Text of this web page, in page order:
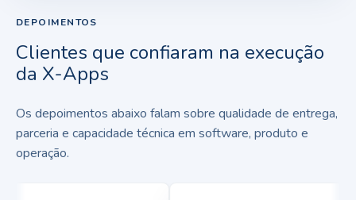
DEPOIMENTOS
Clientes que confiaram na execução
da X-Apps
Os depoimentos abaixo falam sobre qualidade de entrega,
parceria e capacidade técnica em software, produto e
operação.